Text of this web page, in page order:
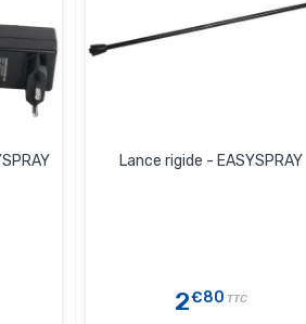
Lance rigide - EASYSPRAY
2€80 TTC